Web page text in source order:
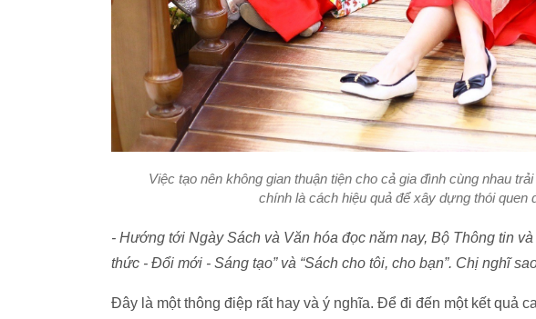
Việc tạo nên không gian thuận tiện cho cả gia đình cùng nhau
chính là cách hiệu quả để xây dựng thói quen
- Hướng tới Ngày Sách và Văn hóa đọc năm nay, Bộ Thông tin
thức - Đổi mới - Sáng tạo” và “Sách cho tôi, cho bạn”. Chị nghĩ
Đây là một thông điệp rất hay và ý nghĩa. Để đi đến một kết quả